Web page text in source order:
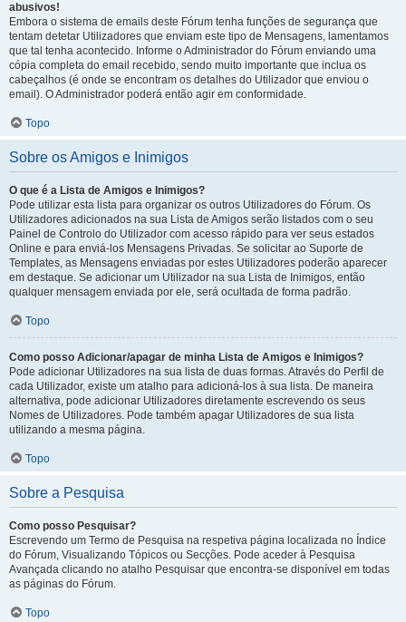
abusivos!
Embora o sistema de emails deste Fórum tenha funções de segurança que
tentam detetar Utilizadores que enviam este tipo de Mensagens, lamentamos
que tal tenha acontecido. Informe o Administrador do Fórum enviando uma
cópia completa do email recebido, sendo muito importante que inclua os
cabeçalhos (é onde se encontram os detalhes do Utilizador que enviou o
email). O Administrador poderá então agir em conformidade.
Topo
Sobre os Amigos e Inimigos
O que é a Lista de Amigos e Inimigos?
Pode utilizar esta lista para organizar os outros Utilizadores do Fórum. Os
Utilizadores adicionados na sua Lista de Amigos serão listados com o seu
Painel de Controlo do Utilizador com acesso rápido para ver seus estados
Online e para enviá-los Mensagens Privadas. Se solicitar ao Suporte de
Templates, as Mensagens enviadas por estes Utilizadores poderão aparecer
em destaque. Se adicionar um Utilizador na sua Lista de Inimigos, então
qualquer mensagem enviada por ele, será ocultada de forma padrão.
Topo
Como posso Adicionar/apagar de minha Lista de Amigos e Inimigos?
Pode adicionar Utilizadores na sua lista de duas formas. Através do Perfil de
cada Utilizador, existe um atalho para adicioná-los à sua lista. De maneira
alternativa, pode adicionar Utilizadores diretamente escrevendo os seus
Nomes de Utilizadores. Pode também apagar Utilizadores de sua lista
utilizando a mesma página.
Topo
Sobre a Pesquisa
Como posso Pesquisar?
Escrevendo um Termo de Pesquisa na respetiva página localizada no Índice
do Fórum, Visualizando Tópicos ou Secções. Pode aceder à Pesquisa
Avançada clicando no atalho Pesquisar que encontra-se disponível em todas
as páginas do Fórum.
Topo